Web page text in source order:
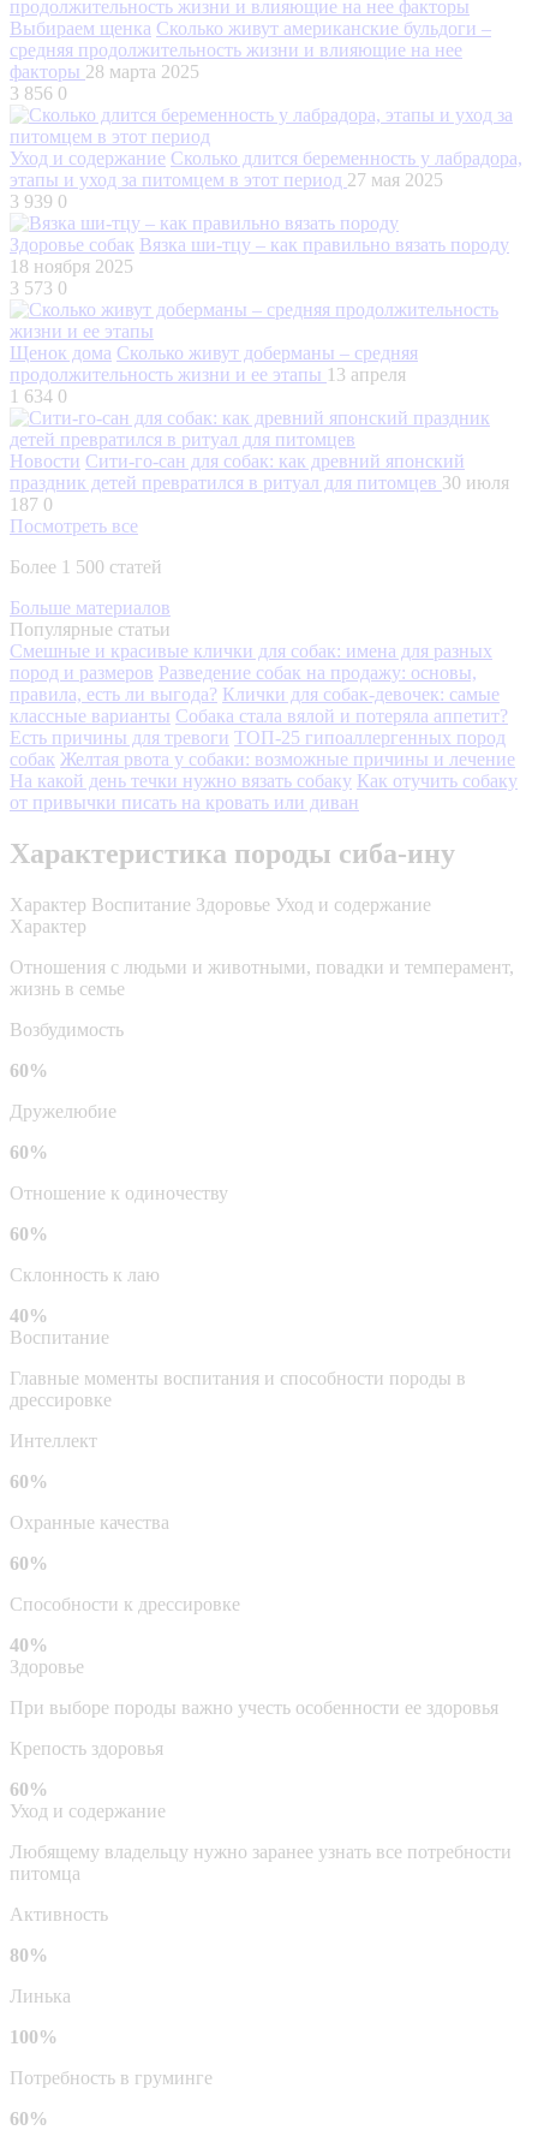
Выбираем щенка Сколько живут американские бульдоги –
средняя продолжительность жизни и влияющие на нее
факторы 28 марта 2025
3 856 0
Уход и содержание Сколько длится беременность у лабрадора,
этапы и уход за питомцем в этот период 27 мая 2025
3 939 0
Здоровье собак Вязка ши-тцу – как правильно вязать породу
18 ноября 2025
3 573 0
Щенок дома Сколько живут доберманы – средняя
продолжительность жизни и ее этапы 13 апреля
1 634 0
Новости Сити-го-сан для собак: как древний японский
праздник детей превратился в ритуал для питомцев 30 июля
187 0
Посмотреть все
Более 1 500 статей
Больше материалов
Популярные статьи
Смешные и красивые клички для собак: имена для разных
пород и размеров Разведение собак на продажу: основы,
правила, есть ли выгода? Клички для собак-девочек: самые
классные варианты Собака стала вялой и потеряла аппетит?
Есть причины для тревоги ТОП-25 гипоаллергенных пород
собак Желтая рвота у собаки: возможные причины и лечение
На какой день течки нужно вязать собаку Как отучить собаку
от привычки писать на кровать или диван
Характеристика породы сиба-ину
Характер Воспитание Здоровье Уход и содержание
Характер
Отношения с людьми и животными, повадки и темперамент,
жизнь в семье
Возбудимость
60%
Дружелюбие
60%
Отношение к одиночеству
60%
Склонность к лаю
40%
Воспитание
Главные моменты воспитания и способности породы в
дрессировке
Интеллект
60%
Охранные качества
60%
Способности к дрессировке
40%
Здоровье
При выборе породы важно учесть особенности ее здоровья
Крепость здоровья
60%
Уход и содержание
Любящему владельцу нужно заранее узнать все потребности
питомца
Активность
80%
Линька
100%
Потребность в груминге
60%